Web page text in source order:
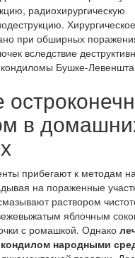
радиохирургическую
Хирургическое
при обширных
вследствие
кондиломы Бушке-
в
прибегают к методам
на пораженные
раствором
яблочным
с ромашкой. Однако
народными